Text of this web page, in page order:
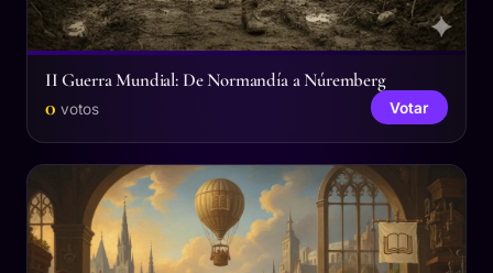
II Guerra Mundial: De Normandía a Núremberg
0 votos Votar